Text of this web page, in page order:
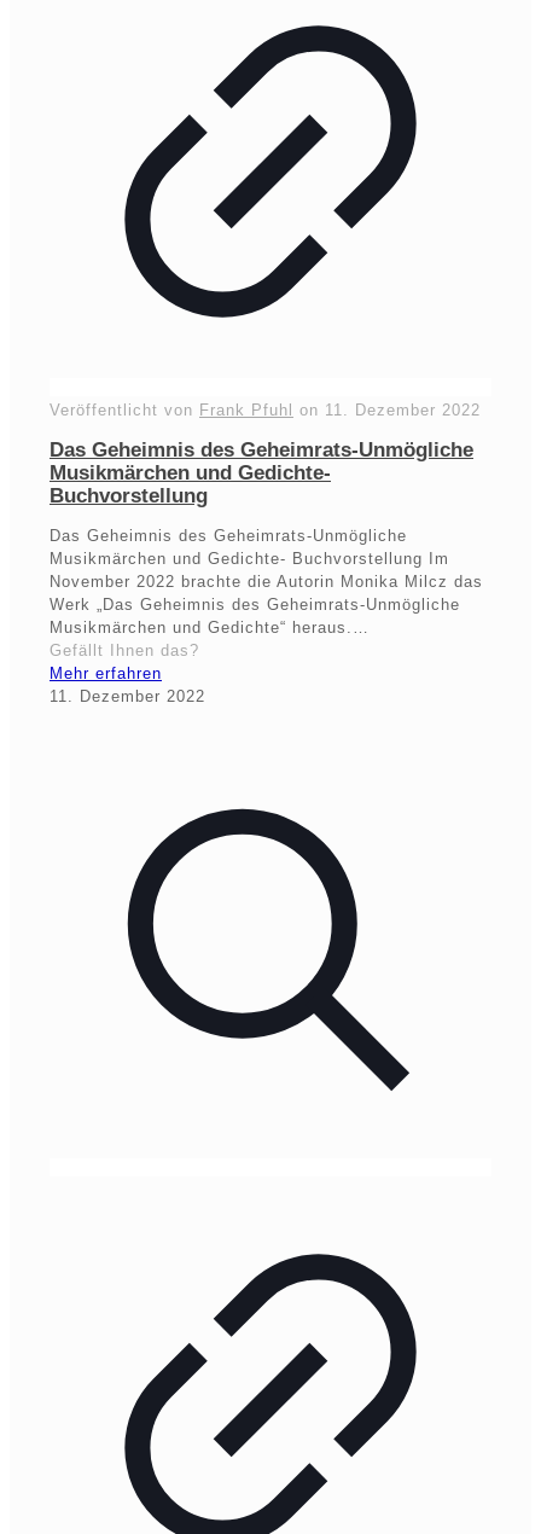
Veröffentlicht von Frank Pfuhl on 11. Dezember 2022
Das Geheimnis des Geheimrats-Unmögliche
Musikmärchen und Gedichte-
Buchvorstellung
Das Geheimnis des Geheimrats-Unmögliche
Musikmärchen und Gedichte- Buchvorstellung Im
November 2022 brachte die Autorin Monika Milcz das
Werk „Das Geheimnis des Geheimrats-Unmögliche
Musikmärchen und Gedichte“ heraus.…
Gefällt Ihnen das?
Mehr erfahren
11. Dezember 2022